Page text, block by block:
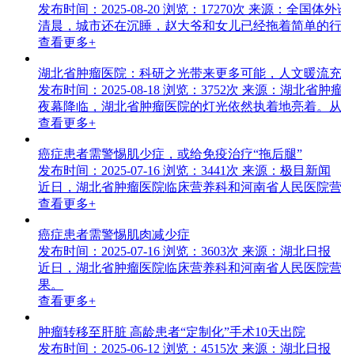
发布时间：2025-08-20 浏览：17270次 来源：全国体
清晨，城市还在沉睡，赵大爷和女儿已经拖着简单的
查看更多+
湖北省肿瘤医院：科研之光带来更多可能，人文暖流
发布时间：2025-08-18 浏览：3752次 来源：湖北省肿
夜幕降临，湖北省肿瘤医院的灯光依然执着地亮着。
查看更多+
癌症患者需警惕肌少症，或给免疫治疗“拖后腿”
发布时间：2025-07-16 浏览：3441次 来源：极目新闻
近日，湖北省肿瘤医院临床营养科和河南省人民医院
查看更多+
癌症患者需警惕肌肉减少症
发布时间：2025-07-16 浏览：3603次 来源：湖北日报
近日，湖北省肿瘤医院临床营养科和河南省人民医院
果。
查看更多+
肿瘤转移至肝脏 高龄患者“定制化”手术10天出院
发布时间：2025-06-12 浏览：4515次 来源：湖北日报